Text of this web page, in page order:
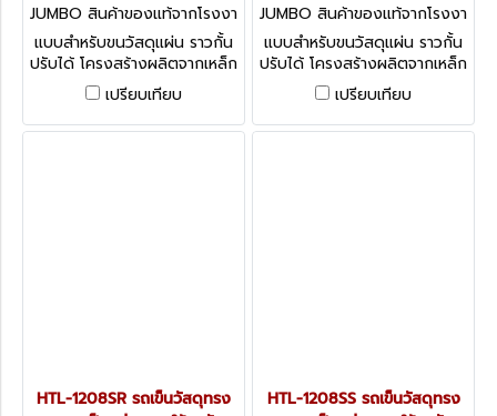
JUMBO สินค้าของแท้จากโรงงา
นผู้ผลิต HTP-1208WH
แบบสำหรับขนวัสดุแผ่น ราวกั้น
ปรับได้ โครงสร้างผลิตจากเหล็ก
พ่นสี ล้อ PU
เปรียบเทียบ
JUMBO สินค้าของแท้จากโรงงา
นผู้ผลิต HTP-1208WM
แบบสำหรับขนวัสดุแผ่น ราวกั้น
ปรับได้ โครงสร้างผลิตจากเหล็ก
พ่นสี ล้อ PU
เปรียบเทียบ
HTL-1208SR รถเข็นวัสดุทรง
HTL-1208SS รถเข็นวัสดุทรง